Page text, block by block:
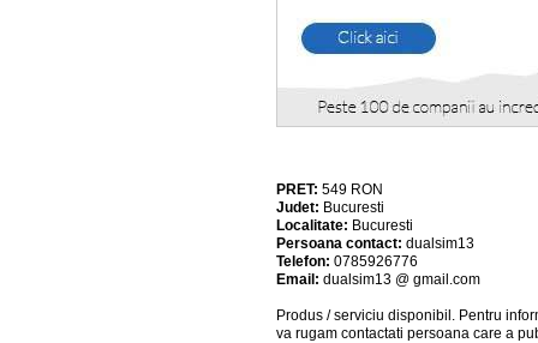
PRET: 549 RON
Judet: Bucuresti
Localitate: Bucuresti
Persoana contact: dualsim13
Telefon: 0785926776
Email: dualsim13 @ gmail.com
Produs / serviciu disponibil . Pentru
va rugam contactati persoana care a